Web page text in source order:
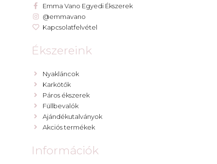
Emma Vano Egyedi Ékszerek
@emmavano
Kapcsolatfelvétel
Ékszereink
Nyakláncok
Karkötők
Páros ékszerek
Füllbevalók
Ajándékutalványok
Akciós termékek
Információk